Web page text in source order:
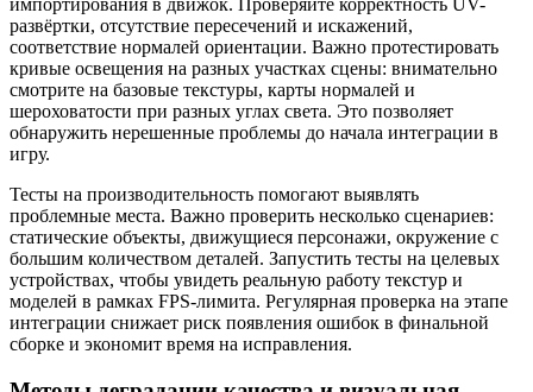
импортирования в движок. Проверяйте корректность UV-
развёртки, отсутствие пересечений и искажений,
соответствие нормалей ориентации. Важно протестировать
кривые освещения на разных участках сцены: внимательно
смотрите на базовые текстуры, карты нормалей и
шероховатости при разных углах света. Это позволяет
обнаружить нерешенные проблемы до начала интеграции в
игру.
Тесты на производительность помогают выявлять
проблемные места. Важно проверить несколько сценариев:
статические объекты, движущиеся персонажи, окружение с
большим количеством деталей. Запустить тесты на целевых
устройствах, чтобы увидеть реальную работу текстур и
моделей в рамках FPS-лимита. Регулярная проверка на этапе
интеграции снижает риск появления ошибок в финальной
сборке и экономит время на исправления.